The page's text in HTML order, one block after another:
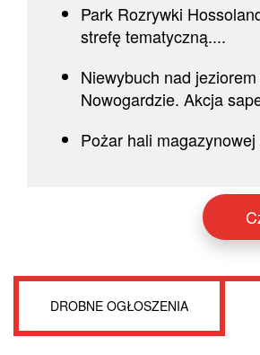
Park Rozrywki
strefę tematyczną....
Niewybuch nad
Nowogardzie. Akcja
Pożar hali
DROBNE OGŁOSZENIA